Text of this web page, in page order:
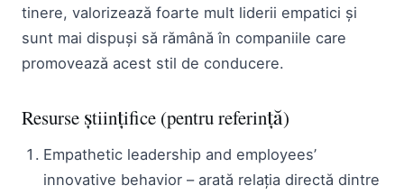
tinere, valorizează foarte mult liderii empatici și
sunt mai dispuși să rămână în companiile care
promovează acest stil de conducere.
Resurse ştiinţifice (pentru referinţă)
Empathetic leadership and employees’
innovative behavior – arată relaţia directă dintre